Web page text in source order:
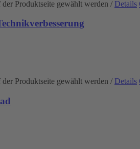
Produktseite gewählt werden / Details
Produktseite gewählt werden / Details